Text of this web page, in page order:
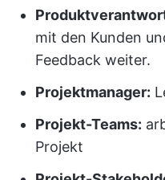
mit den Kunden
Feedback weiter.
Projektmanager:
Projekt-Teams:
Projekt